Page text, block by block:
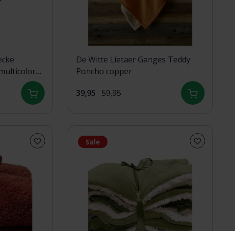
De Witte Lietaer Ganges Teddy
Poncho copper
39,95 59,95
Sale